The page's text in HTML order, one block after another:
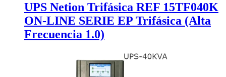
UPS Netion Trifásica REF 15TF040K
ON-LINE SERIE EP Trifásica (Alta
Frecuencia 1.0)